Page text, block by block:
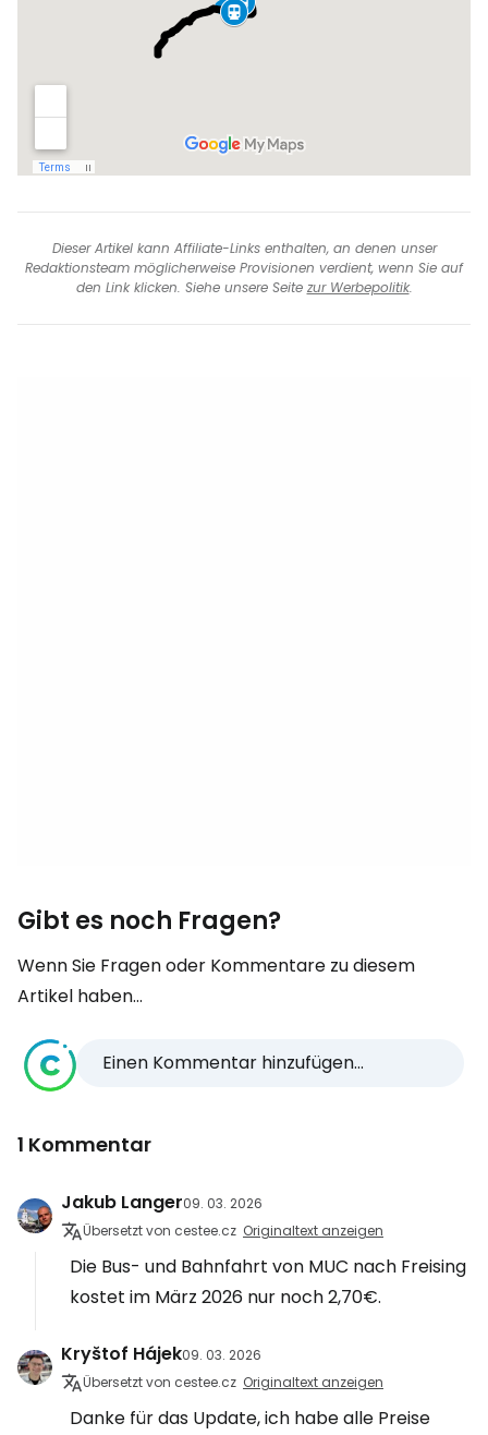
Dieser Artikel kann Affiliate-Links enthalten, an denen unser
Redaktionsteam möglicherweise Provisionen verdient, wenn Sie auf
den Link klicken. Siehe unsere Seite zur Werbepolitik.
Gibt es noch Fragen?
Wenn Sie Fragen oder Kommentare zu diesem
Artikel haben...
Einen Kommentar hinzufügen...
1 Kommentar
Jakub Langer09. 03. 2026
Übersetzt von cestee.cz Originaltext anzeigen
Die Bus- und Bahnfahrt von MUC nach Freising
kostet im März 2026 nur noch 2,70€.
Kryštof Hájek09. 03. 2026
Übersetzt von cestee.cz Originaltext anzeigen
Danke für das Update, ich habe alle Preise